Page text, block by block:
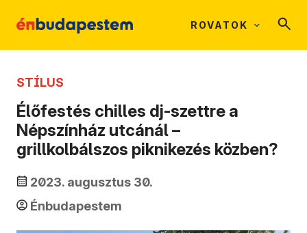
ROVATOK
STÍLUS
Élőfestés chilles dj-szettre a
Népszínház utcánál –
grillkolbálszos piknikezés közben?
2023. augusztus 30.
Énbudapestem